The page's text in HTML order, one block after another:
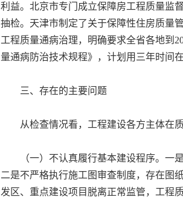
利益。北京市专门成立保障房工程质量监
抽检。天津市制定了关于保障性住房质量
工程质量通病治理，明确要求全省各地到
量通病防治技术规程》，计划用三年时间
三、存在的主要问题
从检查情况看，工程建设各方主体在质
（一）不认真履行基本建设程序。一是
二是不严格执行施工图审查制度，存在图
发区、重点建设项目脱离正常监管，工程